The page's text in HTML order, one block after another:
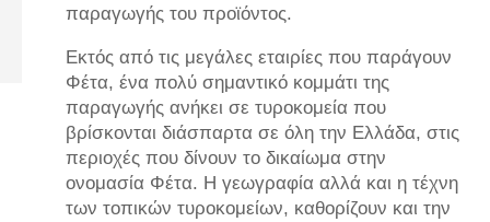
παραγωγής του προϊόντος.
Εκτός από τις μεγάλες εταιρίες που παράγουν
Φέτα, ένα πολύ σημαντικό κομμάτι της
παραγωγής ανήκει σε τυροκομεία που
βρίσκονται διάσπαρτα σε όλη την Ελλάδα, στις
περιοχές που δίνουν το δικαίωμα στην
ονομασία Φέτα. Η γεωγραφία αλλά και η τέχνη
των τοπικών τυροκομείων, καθορίζουν και την